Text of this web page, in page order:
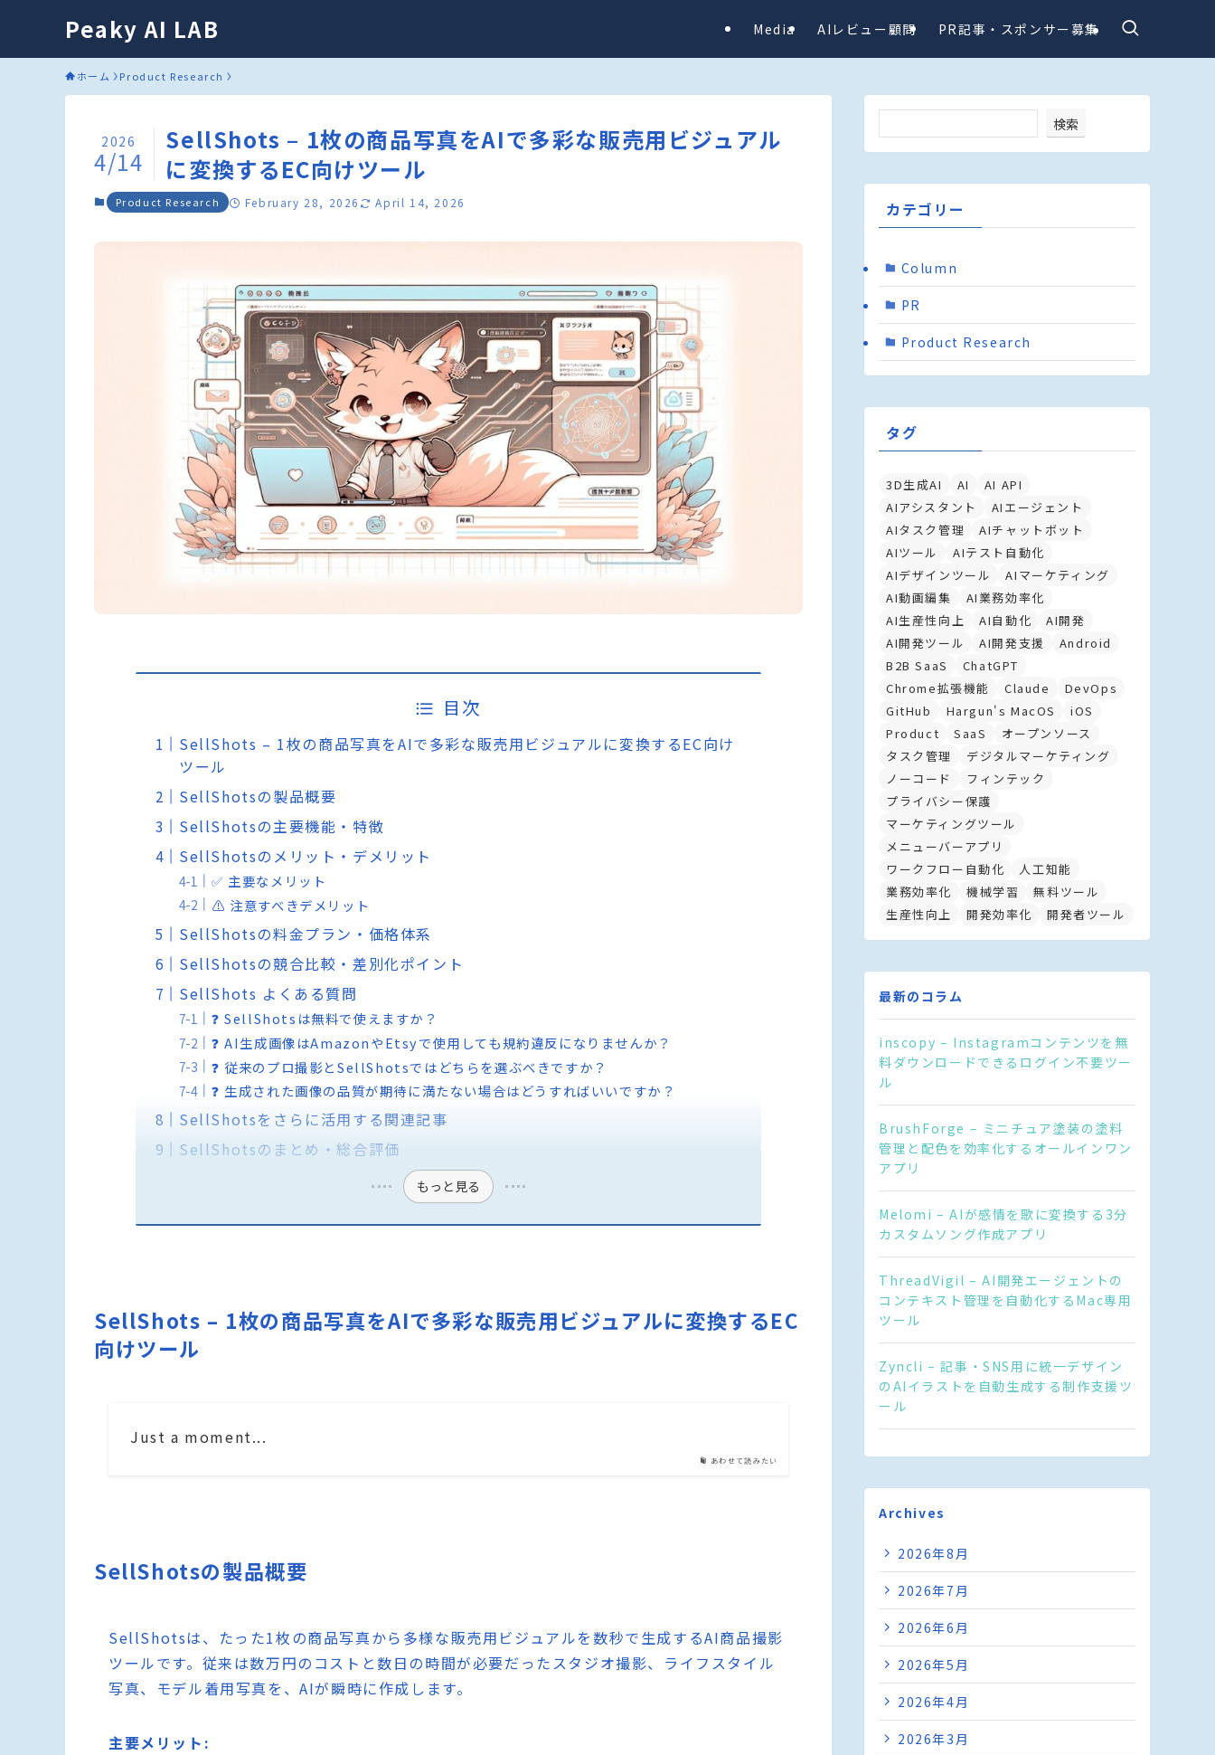
Peaky AI LAB Media AIレビュー顧問 PR記事・スポンサー募集
ホーム Product Research
SellShots – 1枚の商品写真をAIで多彩な販売用ビジュアル
に変換するEC向けツール
2026
4/14
Product Research February 28, 2026 April 14, 2026
目次
SellShots – 1枚の商品写真をAIで多彩な販売用ビジュアルに変換するEC向け
ツール
SellShotsの製品概要
SellShotsの主要機能・特徴
SellShotsのメリット・デメリット
✅ 主要なメリット
⚠️ 注意すべきデメリット
SellShotsの料金プラン・価格体系
SellShotsの競合比較・差別化ポイント
SellShots よくある質問
❓ SellShotsは無料で使えますか？
❓ AI生成画像はAmazonやEtsyで使用しても規約違反になりませんか？
❓ 従来のプロ撮影とSellShotsではどちらを選ぶべきですか？
❓ 生成された画像の品質が期待に満たない場合はどうすればいいですか？
SellShotsをさらに活用する関連記事
SellShotsのまとめ・総合評価
もっと見る
SellShots – 1枚の商品写真をAIで多彩な販売用ビジュアルに変換するEC
向けツール
あわせて読みたい
Just a moment...
SellShotsの製品概要
SellShotsは、たった1枚の商品写真から多様な販売用ビジュアルを数秒で生成するAI商品撮影
ツールです。従来は数万円のコストと数日の時間が必要だったスタジオ撮影、ライフスタイル
写真、モデル着用写真を、AIが瞬時に作成します。
主要メリット:
検索
カテゴリー
Column
PR
Product Research
タグ
3D生成AI AI
AI API
AIアシスタント
AIエージェント
AIタスク管理
AIチャットボット
AIツール
AIテスト自動化
AIデザインツール
AIマーケティング
AI動画編集
AI業務効率化
AI生産性向上
AI自動化
AI開発
AI開発ツール
AI開発支援
Android
B2B SaaS
ChatGPT
Chrome拡張機能
Claude
DevOps
GitHub
Hargun's MacOS
iOS
Product
SaaS
オープンソース
タスク管理
デジタルマーケティング
ノーコード
フィンテック
プライバシー保護
マーケティングツール
メニューバーアプリ
ワークフロー自動化
人工知能
業務効率化
機械学習
無料ツール
生産性向上
開発効率化 開発者ツール
最新のコラム
inscopy – Instagramコンテンツを無
料ダウンロードできるログイン不要ツー
ル
BrushForge – ミニチュア塗装の塗料
管理と配色を効率化するオールインワン
アプリ
Melomi – AIが感情を歌に変換する3分
カスタムソング作成アプリ
ThreadVigil – AI開発エージェントの
コンテキスト管理を自動化するMac専用
ツール
Zyncli – 記事・SNS用に統一デザイン
のAIイラストを自動生成する制作支援ツ
ール
Archives
2026年8月
2026年7月
2026年6月
2026年5月
2026年4月
2026年3月